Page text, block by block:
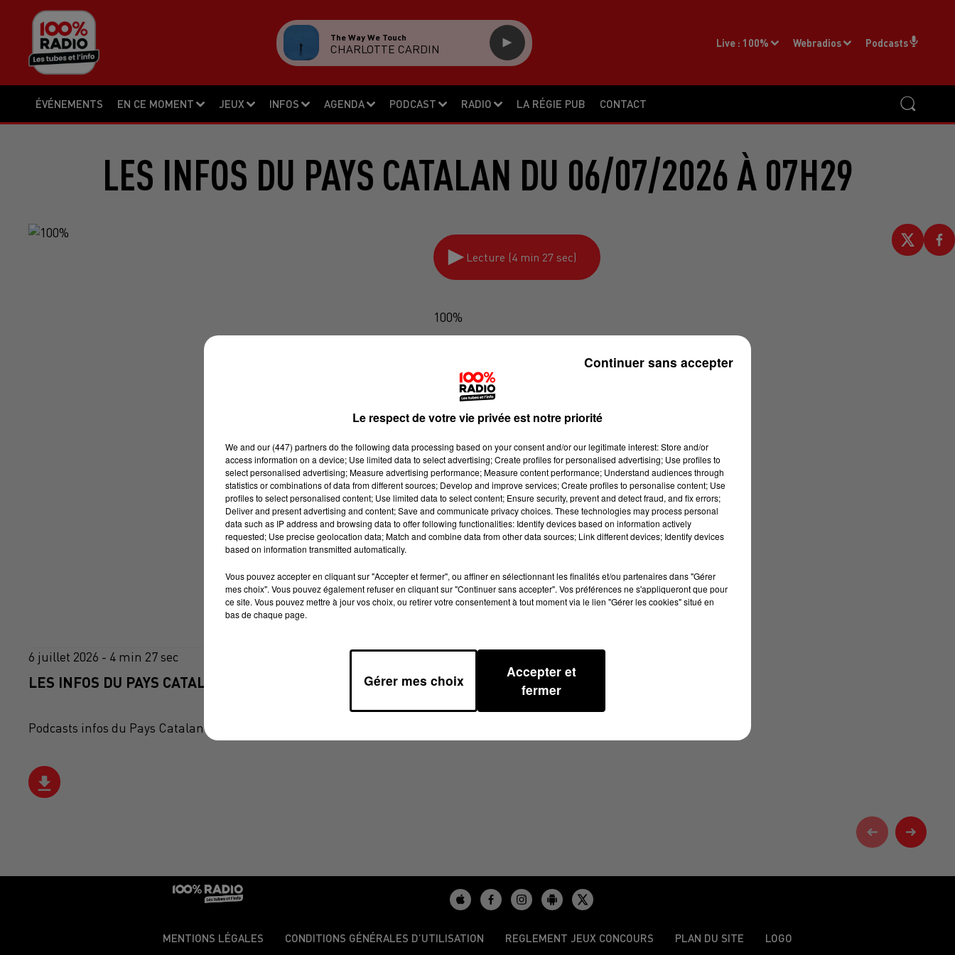
ÉVÉNEMENTS EN CE MOMENT JEUX INFOS AGENDA PODCAST RADIO LA RÉGIE PUB CONTACT
Live : 100% Webradios Podcasts
The Way We Touch
CHARLOTTE CARDIN
LES INFOS DU PAYS CATALAN DU 06/07/2026 À 07H29
Lecture (4 min 27 sec)
100%
6 juillet 2026 - 4 min 27 sec
LES INFOS DU PAYS CATALAN DU 06/07/2026 À 07H29
Podcasts infos du Pays Catalan
MENTIONS LÉGALES CONDITIONS GÉNÉRALES D’UTILISATION REGLEMENT JEUX CONCOURS PLAN DU SITE LOGO
Le respect de votre vie privée est notre priorité
We and our (447) partnersdo the following data processing based on your consent and/or our legitimate interest: Store and/or
access information on a device; Use limited data to select advertising; Create profiles for personalised advertising; Use profiles to
select personalised advertising; Measure advertising performance; Measure content performance; Understand audiences through
statistics or combinations of data from different sources; Develop and improve services; Create profiles to personalise content; Use
profiles to select personalised content; Use limited data to select content; Ensure security, prevent and detect fraud, and fix errors;
Deliver and present advertising and content; Save and communicate privacy choices. These technologies may process personal
data such as IP address and browsing data to offer following functionalities: Identify devices based on information actively
requested; Use precise geolocation data; Match and combine data from other data sources; Link different devices; Identify devices
based on information transmitted automatically.
Vous pouvez accepter en cliquant sur "Accepter et fermer", ou affiner en sélectionnant les finalités et/ou partenaires dans "Gérer
mes choix". Vous pouvez également refuser en cliquant sur "Continuer sans accepter". Vos préférences ne s'appliqueront que pour
ce site. Vous pouvez mettre à jour vos choix, ou retirer votre consentement à tout moment via le lien "Gérer les cookies" situé en
bas de chaque page.
Gérer mes choix
Accepter et
fermer
Continuer sans accepter